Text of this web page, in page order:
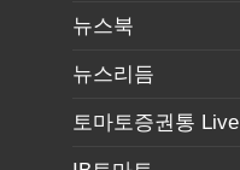
뉴스북
뉴스리듬
토마토증권통 Live